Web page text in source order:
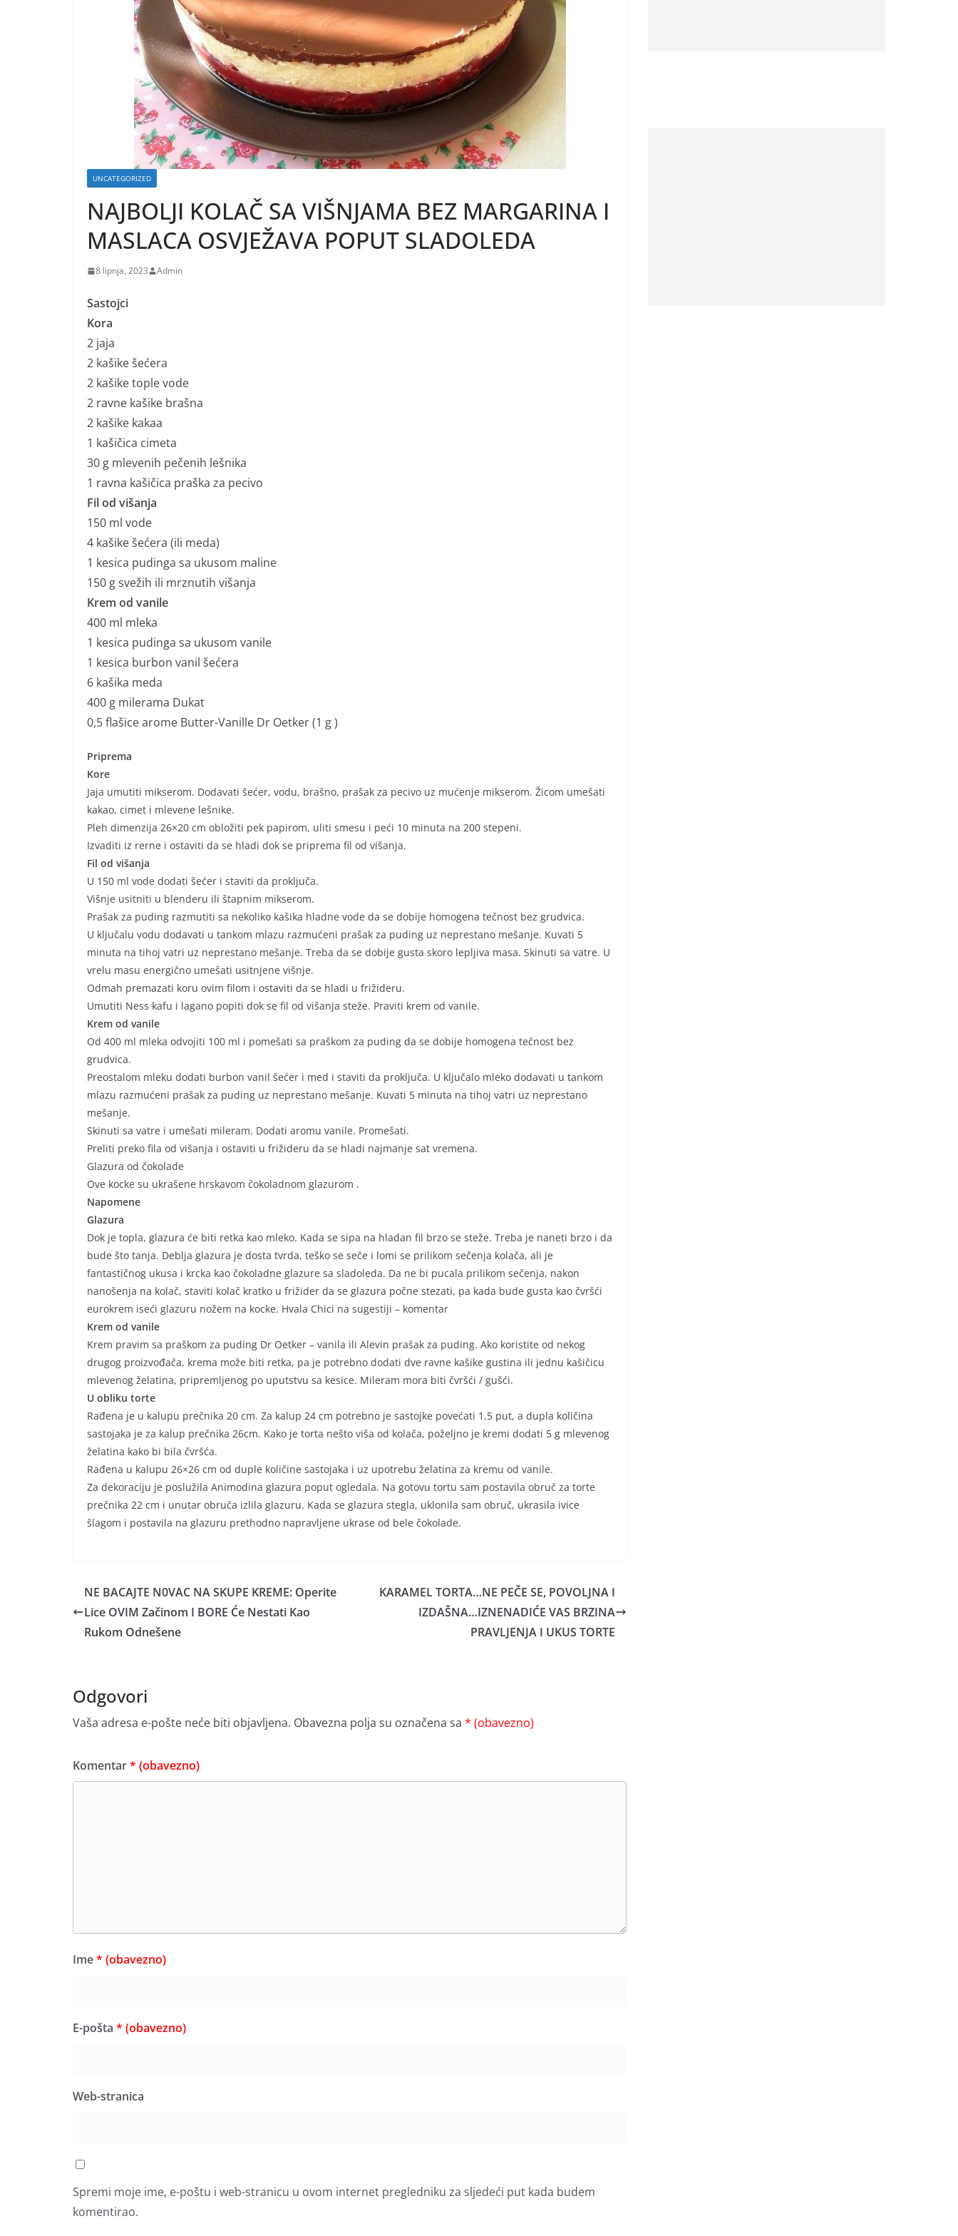
UNCATEGORIZED
NAJBOLJI KOLAČ SA VIŠNJAMA BEZ MARGARINA I
MASLACA OSVJEŽAVA POPUT SLADOLEDA
8 lipnja, 2023 Admin
Sastojci
Kora
2 jaja
2 kašike šećera
2 kašike tople vode
2 ravne kašike brašna
2 kašike kakaa
1 kašičica cimeta
30 g mlevenih pečenih lešnika
1 ravna kašičica praška za pecivo
Fil od višanja
150 ml vode
4 kašike šećera (ili meda)
1 kesica pudinga sa ukusom maline
150 g svežih ili mrznutih višanja
Krem od vanile
400 ml mleka
1 kesica pudinga sa ukusom vanile
1 kesica burbon vanil šećera
6 kašika meda
400 g milerama Dukat
0,5 flašice arome Butter-Vanille Dr Oetker (1 g )
Priprema
Kore
Jaja umutiti mikserom. Dodavati šećer, vodu, brašno, prašak za pecivo uz mućenje mikserom. Žicom umešati
kakao, cimet i mlevene lešnike.
Pleh dimenzija 26×20 cm obložiti pek papirom, uliti smesu i peći 10 minuta na 200 stepeni.
Izvaditi iz rerne i ostaviti da se hladi dok se priprema fil od višanja.
Fil od višanja
U 150 ml vode dodati šećer i staviti da proključa.
Višnje usitniti u blenderu ili štapnim mikserom.
Prašak za puding razmutiti sa nekoliko kašika hladne vode da se dobije homogena tečnost bez grudvica.
U ključalu vodu dodavati u tankom mlazu razmućeni prašak za puding uz neprestano mešanje. Kuvati 5
minuta na tihoj vatri uz neprestano mešanje. Treba da se dobije gusta skoro lepljiva masa. Skinuti sa vatre. U
vrelu masu energično umešati usitnjene višnje.
Odmah premazati koru ovim filom i ostaviti da se hladi u frižideru.
Umutiti Ness kafu i lagano popiti dok se fil od višanja steže. Praviti krem od vanile.
Krem od vanile
Od 400 ml mleka odvojiti 100 ml i pomešati sa praškom za puding da se dobije homogena tečnost bez
grudvica.
Preostalom mleku dodati burbon vanil šećer i med i staviti da proključa. U ključalo mleko dodavati u tankom
mlazu razmućeni prašak za puding uz neprestano mešanje. Kuvati 5 minuta na tihoj vatri uz neprestano
mešanje.
Skinuti sa vatre i umešati mileram. Dodati aromu vanile. Promešati.
Preliti preko fila od višanja i ostaviti u frižideru da se hladi najmanje sat vremena.
Glazura od čokolade
Ove kocke su ukrašene hrskavom čokoladnom glazurom .
Napomene
Glazura
Dok je topla, glazura će biti retka kao mleko. Kada se sipa na hladan fil brzo se steže. Treba je naneti brzo i da
bude što tanja. Deblja glazura je dosta tvrda, teško se seče i lomi se prilikom sečenja kolača, ali je
fantastičnog ukusa i krcka kao čokoladne glazure sa sladoleda. Da ne bi pucala prilikom sečenja, nakon
nanošenja na kolač, staviti kolač kratko u frižider da se glazura počne stezati, pa kada bude gusta kao čvršći
eurokrem iseći glazuru nožem na kocke. Hvala Chici na sugestiji – komentar
Krem od vanile
Krem pravim sa praškom za puding Dr Oetker – vanila ili Alevin prašak za puding. Ako koristite od nekog
drugog proizvođača, krema može biti retka, pa je potrebno dodati dve ravne kašike gustina ili jednu kašičicu
mlevenog želatina, pripremljenog po uputstvu sa kesice. Mileram mora biti čvršći / gušći.
U obliku torte
Rađena je u kalupu prečnika 20 cm. Za kalup 24 cm potrebno je sastojke povećati 1,5 put, a dupla količina
sastojaka je za kalup prečnika 26cm. Kako je torta nešto viša od kolača, poželjno je kremi dodati 5 g mlevenog
želatina kako bi bila čvršća.
Rađena u kalupu 26×26 cm od duple količine sastojaka i uz upotrebu želatina za kremu od vanile.
Za dekoraciju je poslužila Animodina glazura poput ogledala. Na gotovu tortu sam postavila obruč za torte
prečnika 22 cm i unutar obruča izlila glazuru. Kada se glazura stegla, uklonila sam obruč, ukrasila ivice
šlagom i postavila na glazuru prethodno napravljene ukrase od bele čokolade.
NE BACAJTE N0VAC NA SKUPE KREME: Operite
Lice OVIM Začinom I BORE Će Nestati Kao
Rukom Odnešene
KARAMEL TORTA…NE PEČE SE, POVOLJNA I
IZDAŠNA…IZNENADIĆE VAS BRZINA
PRAVLJENJA I UKUS TORTE
Odgovori
Vaša adresa e-pošte neće biti objavljena. Obavezna polja su označena sa * (obavezno)
Komentar* (obavezno)
Ime* (obavezno)
E-pošta * (obavezno)
Web-stranica
Spremi moje ime, e-poštu i web-stranicu u ovom internet pregledniku za sljedeći put kada budem
komentirao.